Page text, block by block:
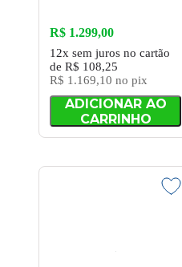
R$ 1.299,00
12x sem juros no cartão
de R$ 108,25
R$ 1.169,10 no pix
ADICIONAR AO
CARRINHO